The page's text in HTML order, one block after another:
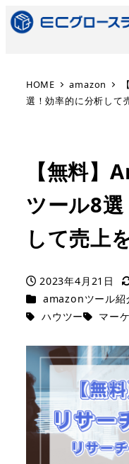
HOME amazon
選！効率的に分析して
【無料】
ツール8
して売上
2023年4月21日
amazonツール紹
ハウツー
マー